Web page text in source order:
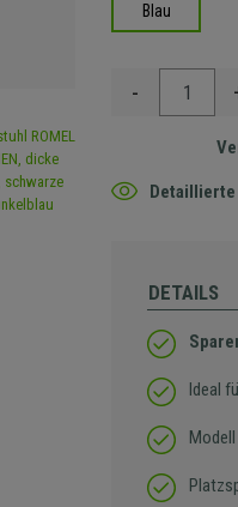
Blau
-
Detaillierte
DETAILS
Ideal